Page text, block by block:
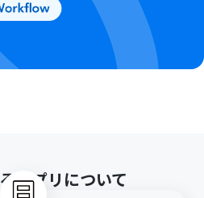
アプリについて